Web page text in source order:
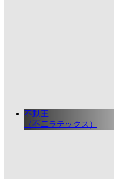
不動王
（不二ラテックス）